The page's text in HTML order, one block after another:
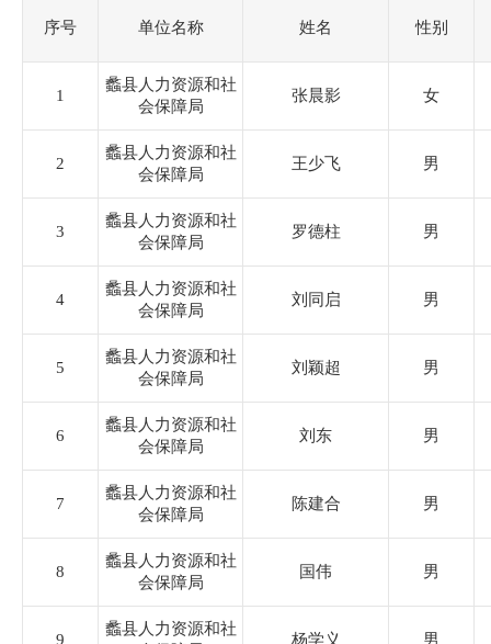
卫生健康局
医疗保障局
城市综合行政执法局
烟草专卖局
公安局
文化广电和旅游局
工业和信息化局
民政局
蠡吾镇
留史镇
序号 单位名称 姓名 性别
1
蠡县人力资源和社
会保障局
张晨影 女
2
蠡县人力资源和社
会保障局
王少飞 男
3
蠡县人力资源和社
会保障局
罗德柱 男
4
蠡县人力资源和社
会保障局
刘同启 男
5
蠡县人力资源和社
会保障局
刘颖超 男
6
蠡县人力资源和社
会保障局
刘东 男
7
蠡县人力资源和社
会保障局
陈建合 男
8
蠡县人力资源和社
会保障局
国伟 男
9
蠡县人力资源和社
杨学义 男